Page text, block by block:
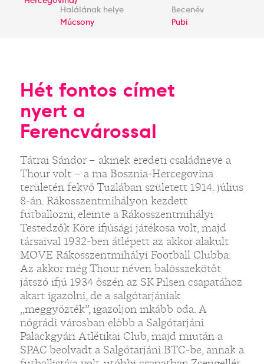
Halálának helye
Múcsony
Becenév
Pubi
Hét fontos címet
nyert a
Ferencvárossal
Tátrai Sándor – akinek eredeti családneve a
Thour volt – a ma Bosznia-Hercegovina
területén fekvő Tuzlában született 1914. július
8-án. Rákosszentmihályon kezdett
futballozni, eleinte a Rákosszentmihályi
Testedzők Köre ifjúsági játékosa volt, majd
társaival 1932-ben átlépett az akkor alakult
MOVE Rákosszentmihályi Football Clubba.
Az akkor még Thour néven balösszekötőt
játszó ifjú 1934 őszén az SK Pilsen csapatához
akart igazolni, de a salgótarjániak
„meggyőzték”, igazoljon inkább oda. A
nógrádi városban előbb a Salgótarjáni
Palackgyári Atlétikai Club, majd miután a
SPAC beolvadt a Salgótarjáni BTC-be, annak a